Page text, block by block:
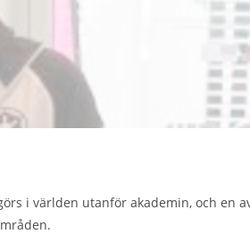
i världen utanför akademin, och en